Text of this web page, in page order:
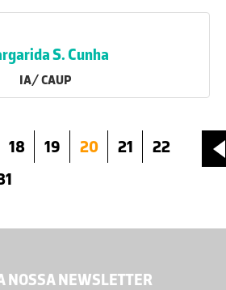
S. Cunha
IA/ CAUP
18 19 20 21
22
NOSSA NEWSLETTER